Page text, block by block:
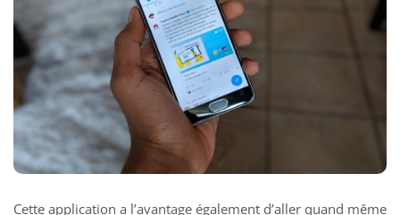
Cette application a l’avantage également d’aller quand même